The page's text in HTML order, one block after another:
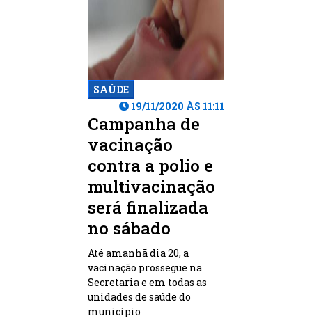
SAÚDE
19/11/2020 ÀS 11:11
Campanha de
vacinação
contra a polio e
multivacinação
será finalizada
no sábado
Até amanhã dia 20, a
vacinação prossegue na
Secretaria e em todas as
unidades de saúde do
município